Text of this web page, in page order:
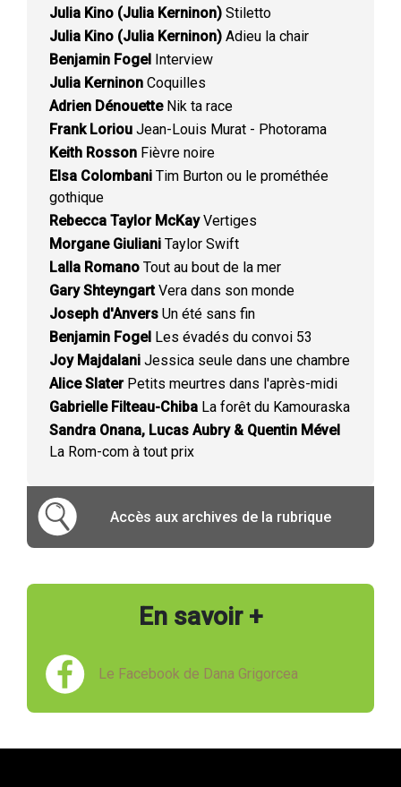
Julia Kino (Julia Kerninon) Stiletto
Julia Kino (Julia Kerninon) Adieu la chair
Benjamin Fogel Interview
Julia Kerninon Coquilles
Adrien DénouetteNik ta race
Frank Loriou Jean-Louis Murat - Photorama
Keith Rosson Fièvre noire
Elsa Colombani Tim Burton ou le prométhée
gothique
Rebecca Taylor McKayVertiges
Morgane Giuliani Taylor Swift
Lalla Romano Tout au bout de la mer
Gary ShteyngartVera dans son monde
Joseph d'Anvers Un été sans fin
Benjamin Fogel Les évadés du convoi 53
Joy Majdalani Jessica seule dans une chambre
Alice SlaterPetits meurtres dans l'après-midi
Gabrielle Filteau-Chiba La forêt du Kamouraska
Sandra Onana, Lucas Aubry & Quentin Mével
La Rom-com à tout prix
Accès aux archives de la rubrique
En savoir +
Le Facebook de Dana Grigorcea